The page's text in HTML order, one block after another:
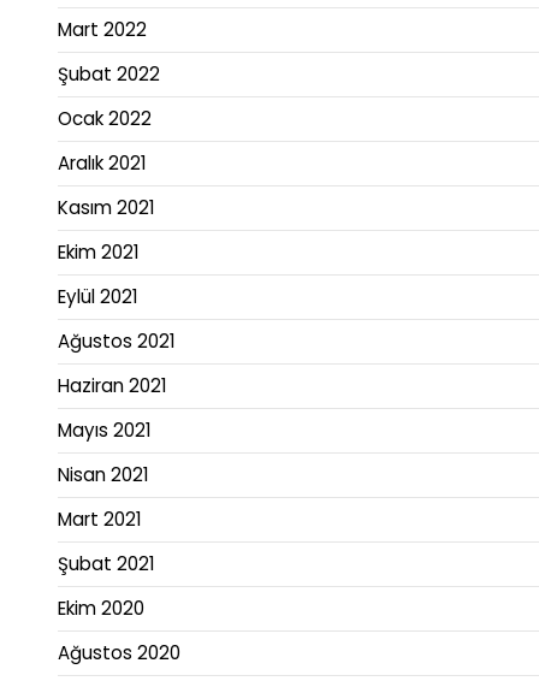
Mart 2022
Şubat 2022
Ocak 2022
Aralık 2021
Kasım 2021
Ekim 2021
Eylül 2021
Ağustos 2021
Haziran 2021
Mayıs 2021
Nisan 2021
Mart 2021
Şubat 2021
Ekim 2020
Ağustos 2020